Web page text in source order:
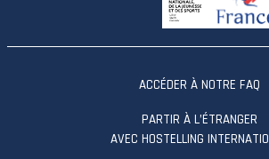
ACCÉDER À NOTRE FAQ
PARTIR À L’ÉTRANGER
AVEC HOSTELLING